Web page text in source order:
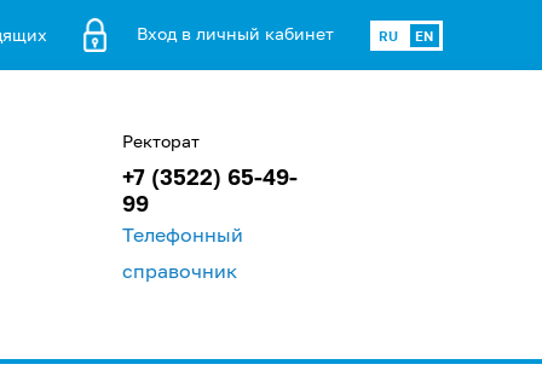
Вход в личный кабинет RU EN
Ректорат
+7 (3522) 65-49-
99
Телефонный
справочник